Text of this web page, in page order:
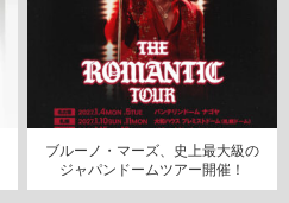
ブルーノ・マーズ、史上最大級の
ジャパンドームツアー開催！